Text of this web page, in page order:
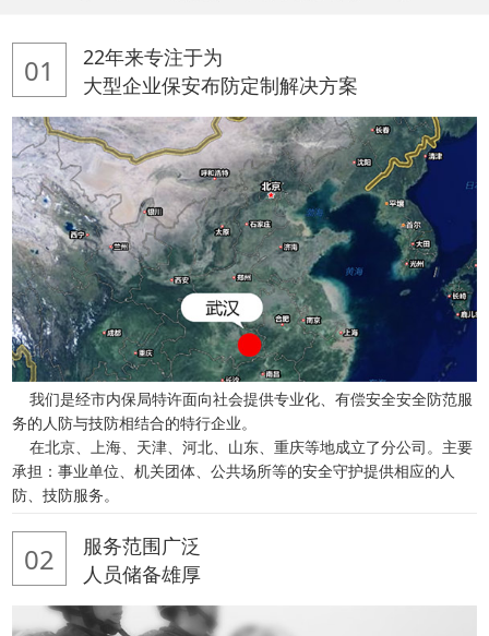
01
22年来专注于为
大型企业保安布防定制解决方案
我们是经市内保局特许面向社会提供专业化、有偿安全安全防范服
务的人防与技防相结合的特行企业。
在北京、上海、天津、河北、山东、重庆等地成立了分公司。主要
承担：事业单位、机关团体、公共场所等的安全守护提供相应的人
防、技防服务。
02
服务范围广泛
人员储备雄厚